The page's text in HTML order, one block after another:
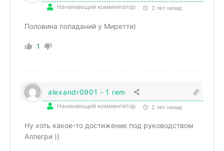
Начинающий комментатор 2 лет назад
Половина попаданий у Миретти)
1
alexandr0901 - 1 rem
Начинающий комментатор 2 лет назад
Ну хоть какое-то достижение под руководством
Аллегри ))